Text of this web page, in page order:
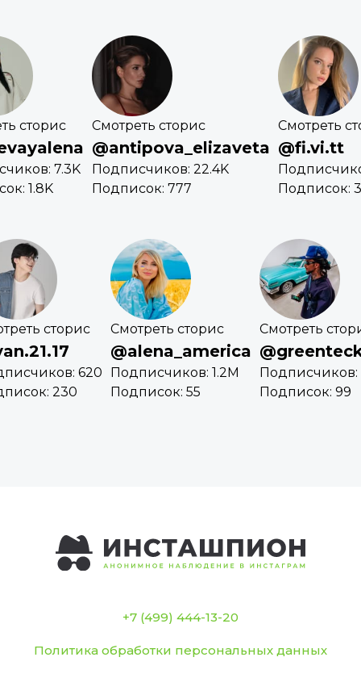
сторис
7.3K
1.8K
Смотреть сторис
@antipova_elizaveta
Подписчиков: 22.4K
Подписок: 777
Смотреть
@fi.vi.tt
Подписок:
сторис
620
230
Смотреть сторис
@alena_america
Подписчиков: 1.2M
Подписок: 55
Смотреть
Подписчиков:
Подписок: 99
+7 (499) 444-13-20
Политика обработки персональных данных